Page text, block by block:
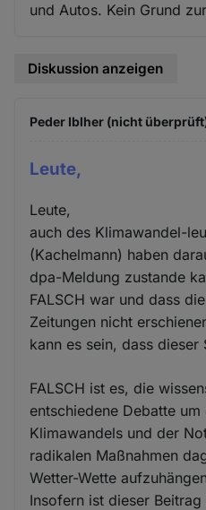
und Autos. Kein Grund
Diskussion anzeigen
Peder Iblher (nicht
Leute,
Leute,
auch des Klimawandel-
(Kachelmann) haben
dpa-Meldung zustande
FALSCH war und dass
Zeitungen nicht
kann es sein, dass
FALSCH ist es, die
entschiedene Debatte
Klimawandels und der
radikalen Maßnahmen
Wetter-Wette
Insofern ist dieser